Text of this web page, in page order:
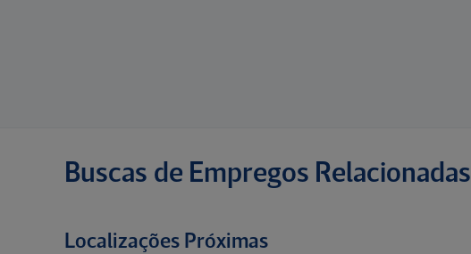
Buscas de Empregos Relacionadas
Localizações Próximas